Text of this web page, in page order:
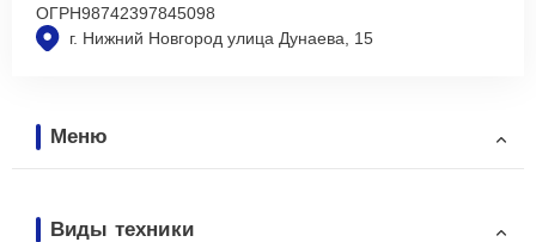
г. Нижний Новгород улица Дунаева, 15
ОГРН98742397845098
Меню
Виды техники